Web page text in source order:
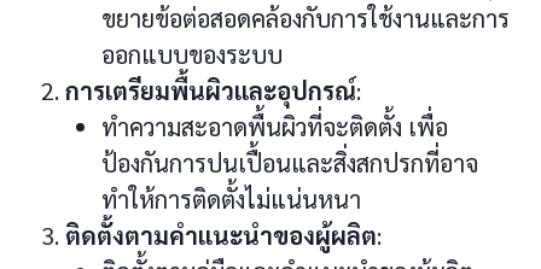
ขยายข้อต่อสอดคล้องกับการใช้งานและการ
ออกแบบของระบบ
การเตรียมพื้นผิวและอุปกรณ์:
ทำความสะอาดพื้นผิวที่จะติดตั้ง เพื่อ
ป้องกันการปนเปื้อนและสิ่งสกปรกที่อาจ
ทำให้การติดตั้งไม่แน่นหนา
ติดตั้งตามคำแนะนำของผู้ผลิต: